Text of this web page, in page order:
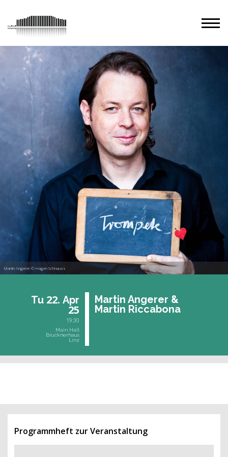
Martin Angerer © Hagen Schnauss
Tu 22. Apr
25
19:30
Main Hall
Brucknerhaus
Linz
Mar­tin An­ge­rer &
Mar­tin Ric­c­a­bo­na
Programmheft zur Veranstaltung